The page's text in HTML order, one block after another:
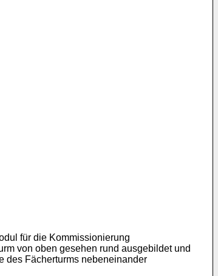
für die Kommissionierung
von oben gesehen rund ausgebildet und
des Fächerturms nebeneinander